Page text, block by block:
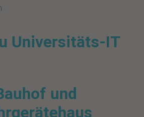
Universitäts-IT
und